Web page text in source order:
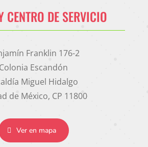
CENTRO DE SERVICIO
Franklin 176-2
Colonia Escandón
Miguel Hidalgo
de México, CP 11800
Ver en mapa